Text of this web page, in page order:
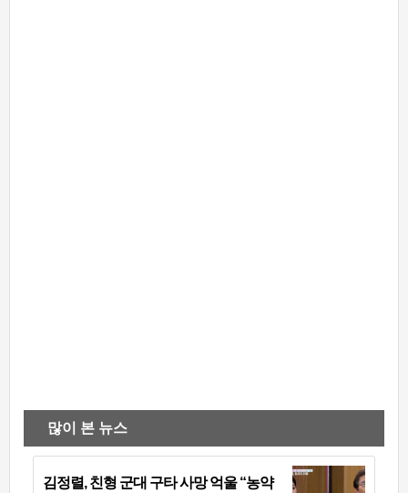
많이 본 뉴스
김정렬, 친형 군대 구타 사망 억울 “농약